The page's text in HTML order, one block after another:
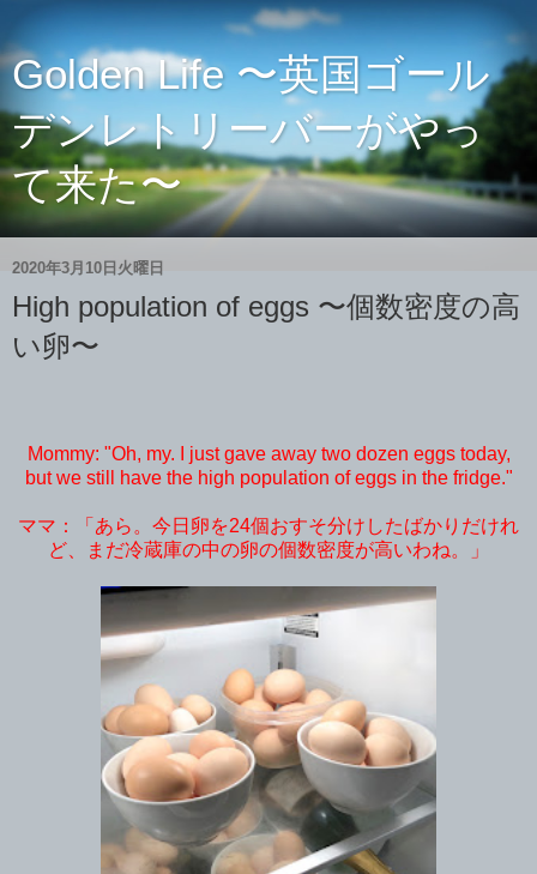
Golden Life 〜英国ゴール
デンレトリーバーがやっ
て来た〜
2020年3月10日火曜日
High population of eggs 〜個数密度の高
い卵〜
Mommy: "Oh, my. I just gave away two dozen eggs today,
but we still have the high population of eggs in the fridge."
ママ：「あら。今日卵を24個おすそ分けしたばかりだけれ
ど、まだ冷蔵庫の中の卵の個数密度が高いわね。」